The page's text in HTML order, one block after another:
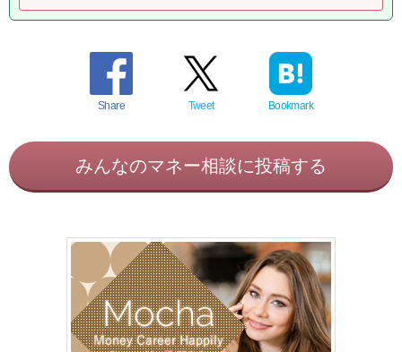
Share Tweet Bookmark
みんなのマネー相談に投稿する